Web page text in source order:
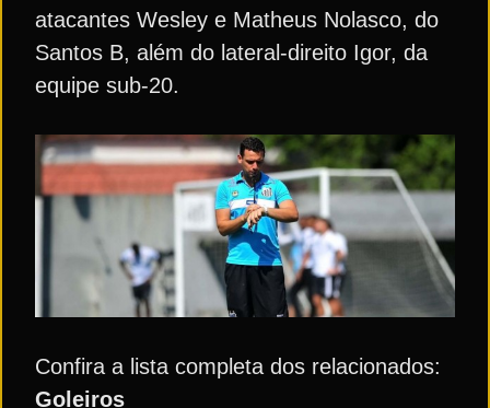
atacantes Wesley e Matheus Nolasco, do
Santos B, além do lateral-direito Igor, da
equipe sub-20.
Confira a lista completa dos relacionados:
Goleiros